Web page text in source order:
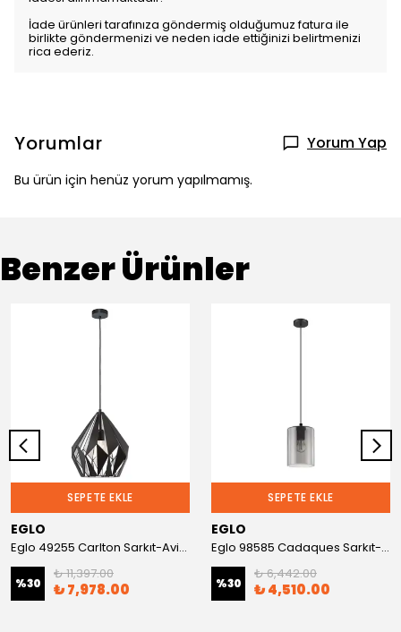
İade ürünleri tarafınıza göndermiş olduğumuz fatura ile
birlikte göndermenizi ve neden iade ettiğinizi belirtmenizi
rica ederiz.
Yorumlar Yorum Yap
Bu ürün için henüz yorum yapılmamış.
Benzer Ürünler
SEPETE EKLE
EGLO
Eglo 49255 Carlton Sarkıt-Avize
%30
₺ 11,397.00
₺ 7,978.00
SEPETE EKLE
EGLO
Eglo 98585 Cadaques Sarkıt-Avize
%30
₺ 6,442.00
₺ 4,510.00